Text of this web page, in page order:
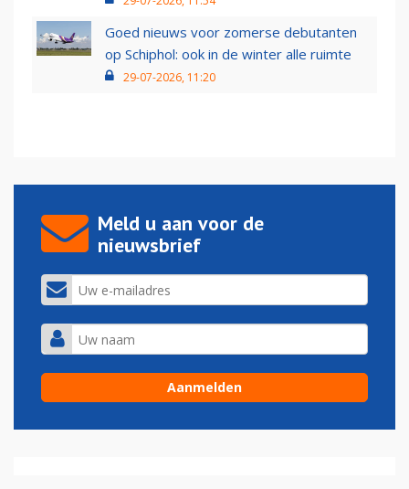
Goed nieuws voor zomerse debutanten
op Schiphol: ook in de winter alle ruimte
29-07-2026, 11:20
Meld u aan voor de
nieuwsbrief